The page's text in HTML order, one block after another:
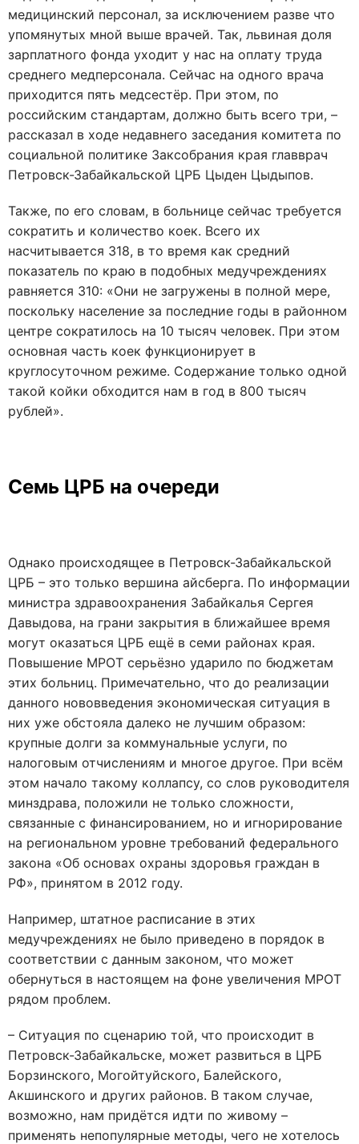
медицинский персонал, за исключением разве что
упомянутых мной выше врачей. Так, львиная доля
зарплатного фонда уходит у нас на оплату труда
среднего медперсонала. Сейчас на одного врача
приходится пять медсестёр. При этом, по
российским стандартам, должно быть всего три, –
рассказал в ходе недавнего заседания комитета по
социальной политике Заксобрания края главврач
Петровск-Забайкальской ЦРБ Цыден Цыдыпов.
Также, по его словам, в больнице сейчас требуется
сократить и количество коек. Всего их
насчитывается 318, в то время как средний
показатель по краю в подобных медучреждениях
равняется 310: «Они не загружены в полной мере,
поскольку население за последние годы в районном
центре сократилось на 10 тысяч человек. При этом
основная часть коек функционирует в
круглосуточном режиме. Содержание только одной
такой койки обходится нам в год в 800 тысяч
рублей».
Семь ЦРБ на очереди
Однако происходящее в Петровск-Забайкальской
ЦРБ – это только вершина айсберга. По информации
министра здравоохранения Забайкалья Сергея
Давыдова, на грани закрытия в ближайшее время
могут оказаться ЦРБ ещё в семи районах края.
Повышение МРОТ серьёзно ударило по бюджетам
этих больниц. Примечательно, что до реализации
данного нововведения экономическая ситуация в
них уже обстояла далеко не лучшим образом:
крупные долги за коммунальные услуги, по
налоговым отчислениям и многое другое. При всём
этом начало такому коллапсу, со слов руководителя
минздрава, положили не только сложности,
связанные с финансированием, но и игнорирование
на региональном уровне требований федерального
закона «Об основах охраны здоровья граждан в
РФ», принятом в 2012 году.
Например, штатное расписание в этих
медучреждениях не было приведено в порядок в
соответствии с данным законом, что может
обернуться в настоящем на фоне увеличения МРОТ
рядом проблем.
– Ситуация по сценарию той, что происходит в
Петровск-Забайкальске, может развиться в ЦРБ
Борзинского, Могойтуйского, Балейского,
Акшинского и других районов. В таком случае,
возможно, нам придётся идти по живому –
применять непопулярные методы, чего не хотелось